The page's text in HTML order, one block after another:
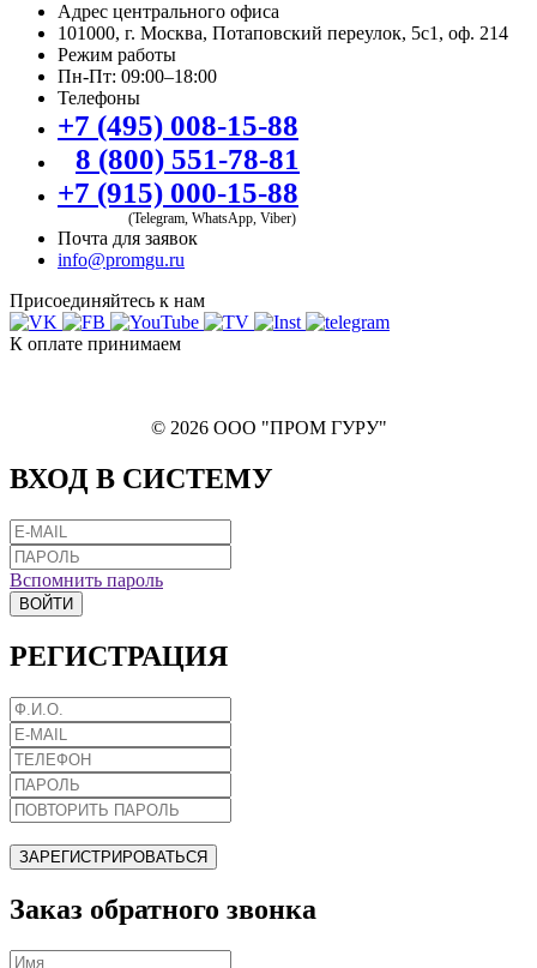
Адрес центрального офиса
101000, г. Москва, Потаповский переулок, 5с1, оф. 214
Режим работы
Пн-Пт: 09:00–18:00
Телефоны
+7 (495) 008-15-88
8 (800) 551-78-81
+7 (915) 000-15-88
(Telegram, WhatsApp, Viber)
Почта для заявок
info@promgu.ru
Присоединяйтесь к нам
К оплате принимаем
© 2026 ООО "ПРОМ ГУРУ"
ВХОД В СИСТЕМУ
Вспомнить пароль
ВОЙТИ
РЕГИСТРАЦИЯ
ЗАРЕГИСТРИРОВАТЬСЯ
Заказ обратного звонка